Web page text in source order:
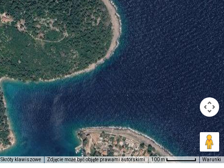
Skróty klawiszowe Zdjęcie może być objęte prawami autorskimi 100 m Warunki